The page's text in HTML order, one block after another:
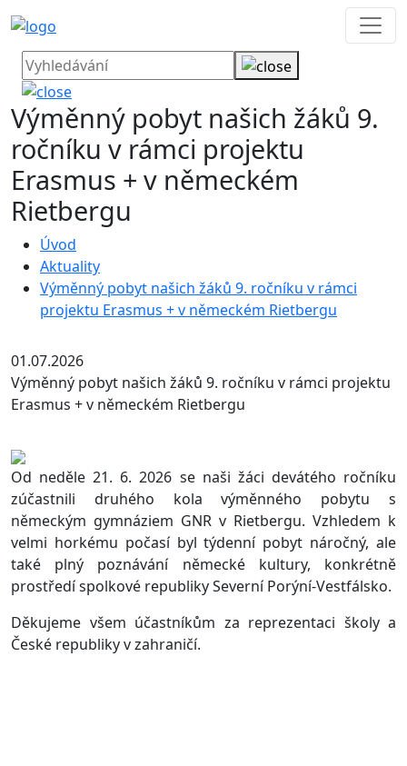
Výměnný pobyt našich žáků 9.
ročníku v rámci projektu
Erasmus + v německém
Rietbergu
Úvod
Aktuality
Výměnný pobyt našich žáků 9. ročníku v rámci
projektu Erasmus + v německém Rietbergu
01.07.2026
Výměnný pobyt našich žáků 9. ročníku v rámci projektu
Erasmus + v německém Rietbergu
Od neděle 21. 6. 2026 se naši žáci devátého ročníku
zúčastnili druhého kola výměnného pobytu s
německým gymnáziem GNR v Rietbergu. Vzhledem k
velmi horkému počasí byl týdenní pobyt náročný, ale
také plný poznávání německé kultury, konkrétně
prostředí spolkové republiky Severní Porýní-Vestfálsko.
Děkujeme všem účastníkům za reprezentaci školy a
České republiky v zahraničí.